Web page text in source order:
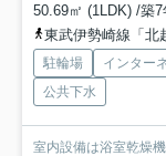
50.69㎡ (1LDK) /築
東武伊勢崎線「北
駐輪場 インター
公共下水
室内設備は浴室乾燥